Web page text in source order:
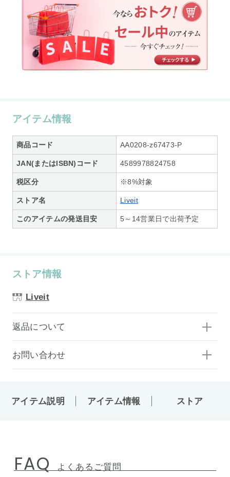
アイテム情報
商品コード AA0208-z67473-P
JAN(またはISBN)コード 4589978824758
税区分 ※8%対象
ストア名 Liveit
このアイテムの発送目安 5～14営業日で出荷予定
ストア情報
Liveit
返品について
お問い合わせ
アイテム説明 アイテム情報 ストア
FAQ よくあるご質問